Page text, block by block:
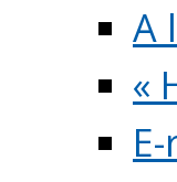
A
«